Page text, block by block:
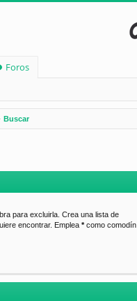
Foros
Buscar
para excluirla. Crea una lista de
encontrar. Emplea *como comodín